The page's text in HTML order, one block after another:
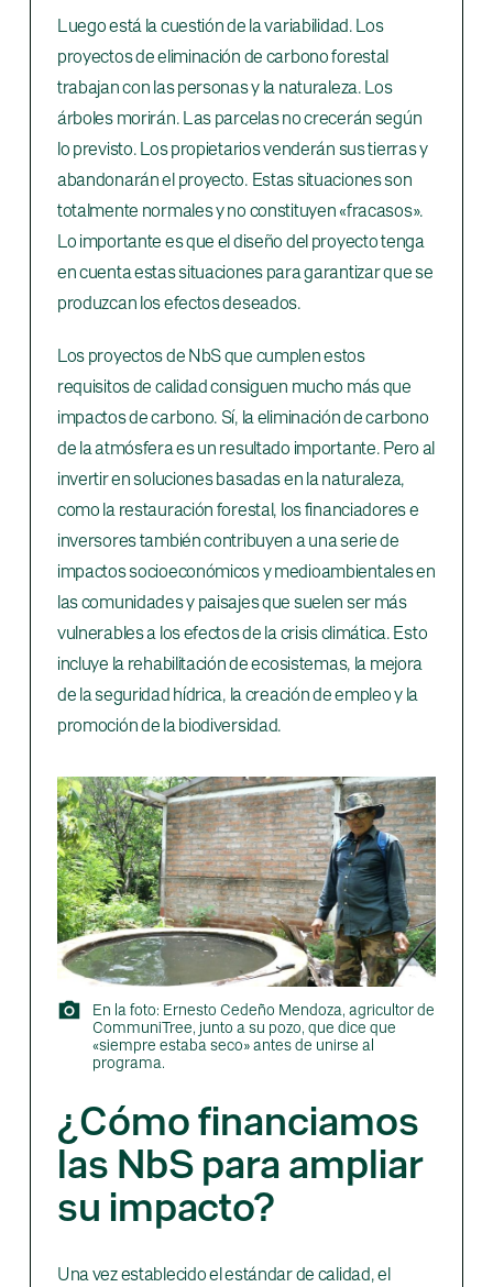
Luego está la cuestión de la variabilidad. Los
proyectos de eliminación de carbono forestal
trabajan con las personas y la naturaleza. Los
árboles morirán. Las parcelas no crecerán según
lo previsto. Los propietarios venderán sus tierras y
abandonarán el proyecto. Estas situaciones son
totalmente normales y no constituyen «fracasos».
Lo importante es que el diseño del proyecto tenga
en cuenta estas situaciones para garantizar que se
produzcan los efectos deseados.
Los proyectos de NbS que cumplen estos
requisitos de calidad consiguen mucho más que
impactos de carbono. Sí, la eliminación de carbono
de la atmósfera es un resultado importante. Pero al
invertir en soluciones basadas en la naturaleza,
como la restauración forestal, los financiadores e
inversores también contribuyen a una serie de
impactos socioeconómicos y medioambientales en
las comunidades y paisajes que suelen ser más
vulnerables a los efectos de la crisis climática. Esto
incluye la rehabilitación de ecosistemas, la mejora
de la seguridad hídrica, la creación de empleo y la
promoción de la biodiversidad.
En la foto: Ernesto Cedeño Mendoza, agricultor de
CommuniTree, junto a su pozo, que dice que
«siempre estaba seco» antes de unirse al
programa.
¿Cómo financiamos
las NbS para ampliar
su impacto?
Una vez establecido el estándar de calidad, el